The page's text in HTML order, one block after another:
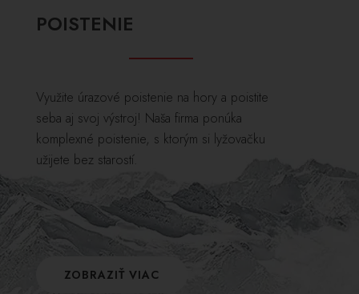
POISTENIE
Využite úrazové poistenie na hory a poistite
seba aj svoj výstroj! Naša firma ponúka
komplexné poistenie, s ktorým si lyžovačku
užijete bez starostí.
ZOBRAZIŤ VIAC